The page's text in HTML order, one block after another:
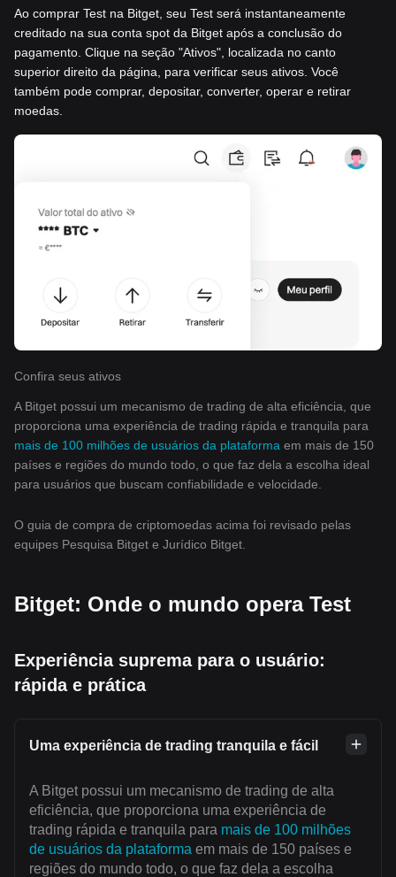
Ao comprar Test na Bitget, seu Test será instantaneamente
creditado na sua conta spot da Bitget após a conclusão do
pagamento. Clique na seção "Ativos", localizada no canto
superior direito da página, para verificar seus ativos. Você
também pode comprar, depositar, converter, operar e retirar
moedas.
Confira seus ativos
A Bitget possui um mecanismo de trading de alta eficiência, que
proporciona uma experiência de trading rápida e tranquila para
mais de 100 milhões de usuários da plataforma em mais de 150
países e regiões do mundo todo, o que faz dela a escolha ideal
para usuários que buscam confiabilidade e velocidade.
O guia de compra de criptomoedas acima foi revisado pelas
equipes Pesquisa Bitget e Jurídico Bitget.
Bitget: Onde o mundo opera Test
Experiência suprema para o usuário:
rápida e prática
Uma experiência de trading tranquila e fácil
A Bitget possui um mecanismo de trading de alta
eficiência, que proporciona uma experiência de
trading rápida e tranquila para mais de 100 milhões
de usuários da plataforma em mais de 150 países e
regiões do mundo todo, o que faz dela a escolha